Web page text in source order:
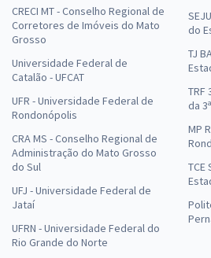
CRECI MT - Conselho Regional de
Corretores de Imóveis do Mato
Grosso
Universidade Federal de
Catalão - UFCAT
UFR - Universidade Federal de
Rondonópolis
CRA MS - Conselho Regional de
Administração do Mato Grosso
do Sul
UFJ - Universidade Federal de
Jataí
UFRN - Universidade Federal do
Rio Grande do Norte
do
TJ
TRF
da
MP
TCE